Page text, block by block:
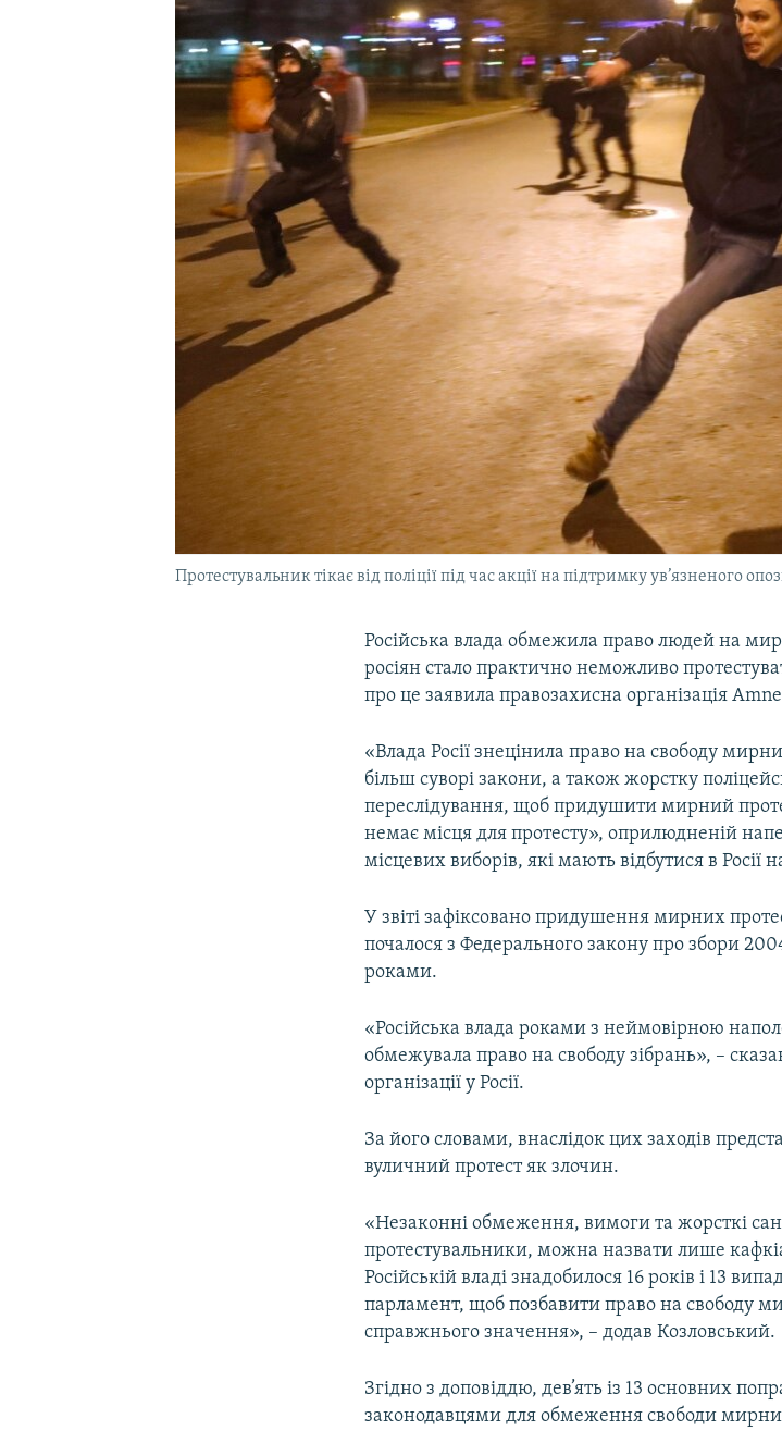
УКРАЇНСЬКА ПРОБЛЕМА КРИМУ
Протестувальник тікає від поліції під час акції на підтримку ув’язненого
Російська влада обмежила право людей на
росіян стало практично неможливо
про це заявила правозахисна організація
«Влада Росії знецінила право на свободу
більш суворі закони, а також жорстку
переслідування, щоб придушити мирний
немає місця для протесту», оприлюдненій
місцевих виборів, які мають відбутися в Росії
У звіті зафіксовано придушення мирних
почалося з Федерального закону про збори
роками.
«Російська влада роками з неймовірною
обмежувала право на свободу зібрань», –
організації у Росії.
За його словами, внаслідок цих заходів
вуличний протест як злочин.
«Незаконні обмеження, вимоги та жорсткі
протестувальники, можна назвати лише
Російській владі знадобилося 16 років і 13
парламент, щоб позбавити право на свободу
справжнього значення», – додав Козловський.
Згідно з доповіддю, дев’ять із 13 основних
законодавцями для обмеження свободи мирних